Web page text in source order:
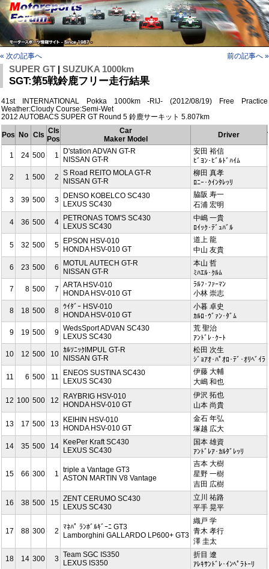
« 次の記事へ 前の記事へ »
SUPER GT | SUZUKA 1000km
SGT:第5戦鈴鹿フリー走行結果
41st INTERNATIONAL Pokka 1000km -RIJ- (2012/08/19) Free Practice
Weather:Cloudy Course:Semi-Wet
2012 AUTOBACS SUPER GT Round 5 鈴鹿サーキット 5.807km
Pos No Cls Cls
Pos
Car
Maker Model
Driver
1 24 500 1
D'station ADVAN GT-R
NISSAN GT-R
安田 裕信
ﾋﾞﾖﾝ･ﾋﾞﾙﾄﾞﾊｲﾑ
2 1 500 2 S Road REITO MOLA GT-R
NISSAN GT-R
柳田 真孝
ﾛﾆｰ･ｸｲﾝﾀﾚｯﾘ
3 39 500 3 DENSO KOBELCO SC430
LEXUS SC430
脇阪 寿一
石浦 宏明
4 36 500 4 PETRONAS TOM'S SC430
LEXUS SC430
中嶋 一貴
ﾛｲｯｸ･ﾃﾞｭﾊﾞﾙ
5 32 500 5 EPSON HSV-010
HONDA HSV-010 GT
道上 龍
中山 友貴
6 23 500 6
MOTUL AUTECH GT-R
NISSAN GT-R
本山 哲
ﾐﾊｴﾙ･ｸﾙﾑ
7
8 500 7 ARTA HSV-010
HONDA HSV-010 GT
ﾗﾙﾌ･ﾌｧｰﾏﾝ
小林 崇志
8 18 500 8 ｳｲﾀﾞｰ HSV-010
HONDA HSV-010 GT
小暮 卓史
ｶﾙﾛ･ｳﾞｧﾝ･ﾀﾞﾑ
9
19 500 9 WedsSport ADVAN SC430
LEXUS SC430
荒 聖治
ｱﾝﾄﾞﾚ･ｸｰﾄ
10 12 500 10 ｶﾙｿﾆｯｸIMPUL GT-R
NISSAN GT-R
松田 次生
ｼﾞｮｱｵ･ﾊﾟｵﾛ･ﾃﾞ･ｵﾘﾍﾞｲﾗ
11 6 500 11
ENEOS SUSTINA SC430
LEXUS SC430
伊藤 大輔
大嶋 和也
12 100 500 12
RAYBRIG HSV-010
HONDA HSV-010 GT
伊沢 拓也
山本 尚貴
13 17 500 13 KEIHIN HSV-010
HONDA HSV-010 GT
金石 年弘
塚越 広大
14 35 500 14 KeePer Kraft SC430
LEXUS SC430
国本 雄資
ｱﾝﾄﾞﾚｱ･ｶﾙﾀﾞﾚｯﾘ
15 66 300 1
triple a Vantage GT3
ASTON MARTIN V8 Vantage
吉本 大樹
星野 一樹
吉田 広樹
16 38 500 15 ZENT CERUMO SC430
LEXUS SC430
立川 祐路
平手 晃平
17 88 300 2 ﾏﾈﾊﾟ ﾗﾝﾎﾞﾙｷﾞｰﾆ GT3
Lamborghini GALLARDO LP600+ GT3
織戸 学
青木 孝行
澤 圭太
18 14 300 3 Team SGC IS350
LEXUS IS350
折目 遼
ｱﾚｷｻﾝﾄﾞﾚ･ｲﾝﾍﾟﾗﾄｰﾘ